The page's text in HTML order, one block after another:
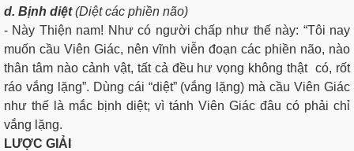
d. Bịnh diệt(Diệt các phiền não)
- Này Thiện nam! Như có người chấp như thế này: “Tôi nay
muốn cầu Viên Giác, nên vĩnh viễn đoạn các phiền não, nào
thân tâm nào cảnh vật, tất cả đều hư vọng không thật có, rốt
ráo vắng lặng”. Dùng cái “diệt” (vắng lặng) mà cầu Viên Giác
như thế là mắc bịnh diệt; vì tánh Viên Giác đâu có phải chỉ
vắng lặng.
LƯỢC GIẢI